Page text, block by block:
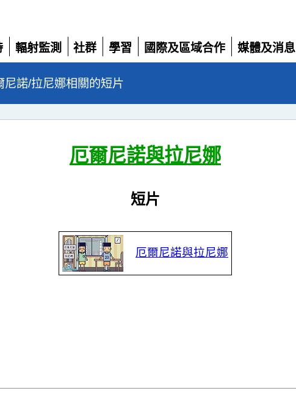
輻射監測
展
開
社群
展
開
學習
展
開
國際及區域合作
展
媒體及消息
展
尼諾/拉尼娜相關的短片
厄爾尼諾與拉尼娜
短片
厄爾尼諾與拉尼娜